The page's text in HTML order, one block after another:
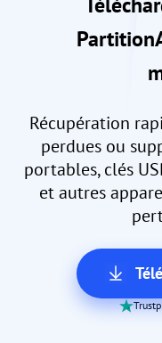
Récupération
perdues ou
portables, clés
et autres